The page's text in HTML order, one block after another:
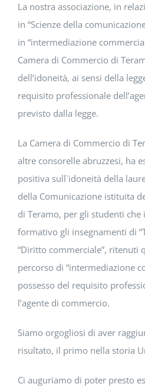
La nostra associazione, in
in “Scienze della
in “intermediazione
Camera di Commercio di
dell’idoneità, ai sensi della
requisito professionale
previsto dalla legge.
La Camera di Commercio di
altre consorelle abruzzesi, ha
positiva sull`idoneità della
della Comunicazione istituita
di Teramo, per gli studenti
formativo gli insegnamenti di
“Diritto commerciale”, ritenuti
percorso di “intermediazione
possesso del requisito
l’agente di commercio.
Siamo orgogliosi di aver
risultato, il primo nella storia
Ci auguriamo di poter presto